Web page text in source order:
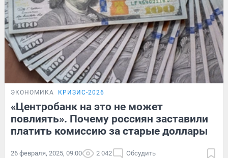
ЭКОНОМИКА КРИЗИС-2026
«Центробанк на это не может
повлиять». Почему россиян заставили
платить комиссию за старые доллары
26 февраля, 2025, 09:00 2 042 Обсудить